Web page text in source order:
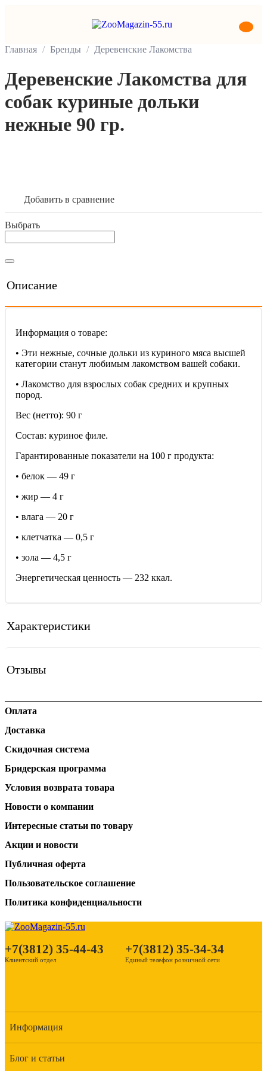
Главная Бренды Деревенские Лакомства
Деревенские Лакомства для
собак куриные дольки
нежные 90 гр.
Добавить в сравнение
Выбрать
Описание
Информация о товаре:
• Эти нежные, сочные дольки из куриного мяса высшей
категории станут любимым лакомством вашей собаки.
• Лакомство для взрослых собак средних и крупных
пород.
Вес (нетто): 90 г
Состав: куриное филе.
Гарантированные показатели на 100 г продукта:
• белок — 49 г
• жир — 4 г
• влага — 20 г
• клетчатка — 0,5 г
• зола — 4,5 г
Энергетическая ценность — 232 ккал.
Характеристики
Отзывы
Оплата
Доставка
Скидочная система
Бридерская программа
Условия возврата товара
Новости о компании
Интересные статьи по товару
Акции и новости
Публичная оферта
Пользовательское соглашение
Политика конфиденциальности
Информация
Блог и статьи
+7(3812) 35-44-43
Клиентский отдел
+7(3812) 35-34-34
Единый телефон розничной сети